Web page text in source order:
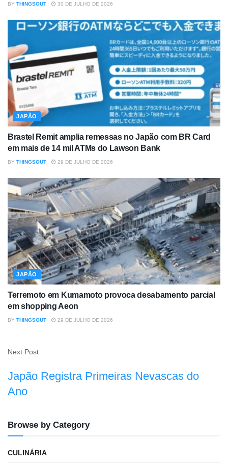
BY THINGSOUT 30 DE JULHO DE 2026
JAPÃO
Brastel Remit amplia remessas no Japão com BR Card
em mais de 14 mil ATMs do Lawson Bank
BY THINGSOUT 29 DE JULHO DE 2026
JAPÃO
Terremoto em Kumamoto provoca desabamento parcial
em shopping Aeon
BY THINGSOUT 29 DE JULHO DE 2026
Next Post
Japão Registra Primeiras Nevascas do
Ano
Browse by Category
CULINÁRIA